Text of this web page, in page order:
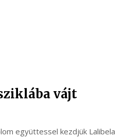
vájt
együttessel kezdjük Lalibela